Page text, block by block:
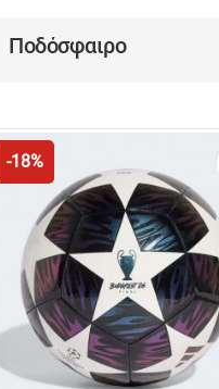
Ποδόσφαιρο
-18%